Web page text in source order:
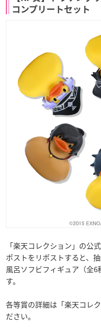
コンプリートセット
「楽天コレクション」の公
ポストをリポストすると、
風呂ソフビフィギュア（全
す。
各等賞の詳細は「楽天コレク
ださい。